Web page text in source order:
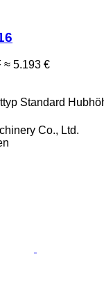
≈ 5.193 €
Standard
Co., Ltd.